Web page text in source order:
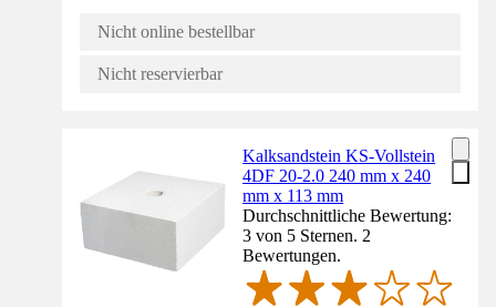
Nicht online bestellbar
Nicht reservierbar
Kalksandstein KS-Vollstein
4DF 20-2.0 240 mm x 240
mm x 113 mm
Durchschnittliche Bewertung:
3 von 5 Sternen. 2
Bewertungen.